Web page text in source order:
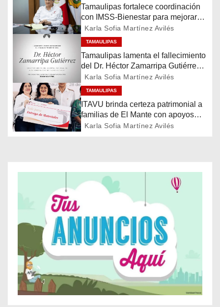
g
a
ó
n
d
e
a
d
a
Tamaulipas fortalece coordinación
con IMSS-Bienestar para mejorar
servicios de salud
Karla Sofia Martínez Avilés
TAMAULIPAS
Tamaulipas lamenta el fallecimiento
del Dr. Héctor Zamarripa Gutiérrez,
destacado servidor de la salud
Karla Sofia Martínez Avilés
TAMAULIPAS
ITAVU brinda certeza patrimonial a
familias de El Mante con apoyos
para mejorar sus viviendas
Karla Sofia Martínez Avilés